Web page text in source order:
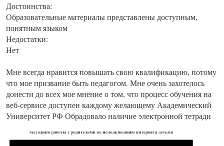
Достоинства:
Образовательные материалы представлены доступным,
понятным языком
Недостатки:
Нет
Мне всегда нравится повышать свою квалификацию, потому
что мое призвание быть педагогом. Мне очень захотелось
донести до всех мое мнение о том, что процесс обучения на
веб-сервисе доступен каждому желающему Академический
Университет РФ Обрадовало наличие электронной тетради